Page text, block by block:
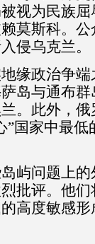
视为民族
莫斯科。
侵乌克兰。
缘政治争
岛与通布
。此外，
”国家中最低
屿问题上
批评。他
高度敏感